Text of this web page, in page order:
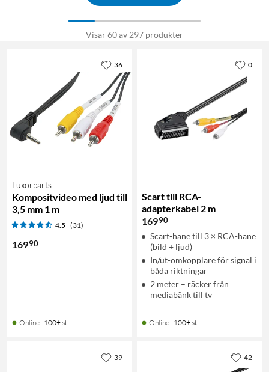
Visar 60 av 297 produkter
Luxorparts
Kompositvideo med ljud till
3,5 mm 1 m
4.5 (31)
16990
Online: 100+ st
36
Scart till RCA-
adapterkabel 2 m
16990
Scart-hane till 3 × RCA-hane
(bild + ljud)
In/ut-omkopplare för signal i
båda riktningar
2 meter – räcker från
mediabänk till tv
Online: 100+ st
0
39 42